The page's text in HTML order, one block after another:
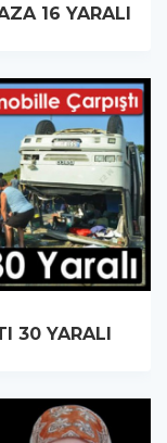
16 YARALI
30 YARALI